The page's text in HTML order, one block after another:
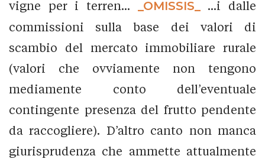
vigne per i terren...
_OMISSIS_
...i dalle
commissioni sulla base dei valori di
scambio del mercato immobiliare rurale
(valori che ovviamente non tengono
mediamente conto dell’eventuale
contingente presenza del frutto pendente
da raccogliere). D’altro canto non manca
giurisprudenza che ammette attualmente